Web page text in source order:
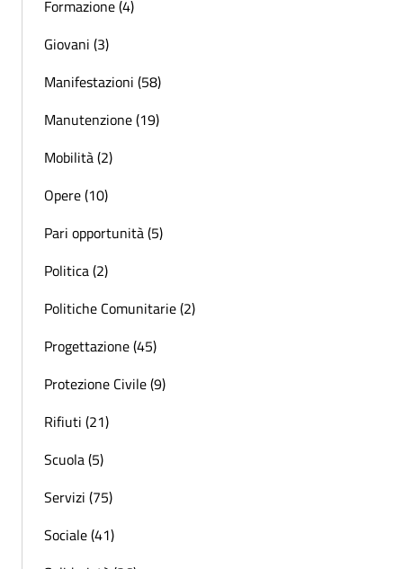
Formazione (4)
Giovani (3)
Manifestazioni (58)
Manutenzione (19)
Mobilità (2)
Opere (10)
Pari opportunità (5)
Politica (2)
Politiche Comunitarie (2)
Progettazione (45)
Protezione Civile (9)
Rifiuti (21)
Scuola (5)
Servizi (75)
Sociale (41)